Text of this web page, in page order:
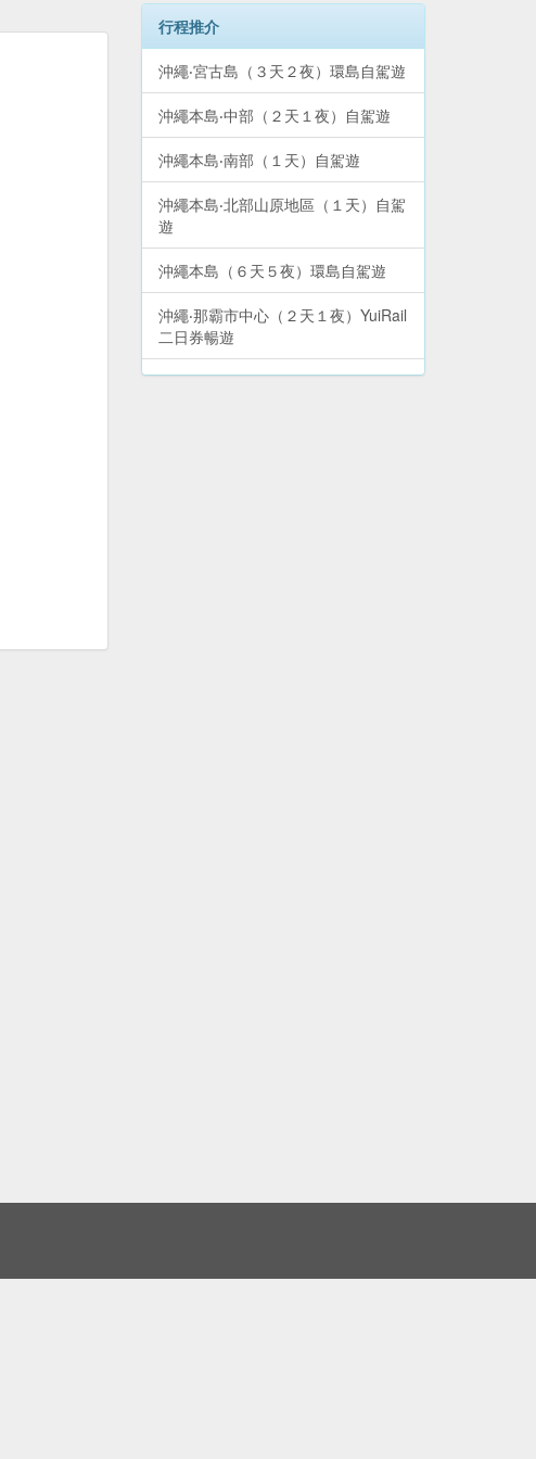
行程推介
沖繩‧宮古島（３天２夜）環島自駕遊
沖繩本島‧中部（２天１夜）自駕遊
沖繩本島‧南部（１天）自駕遊
沖繩本島‧北部山原地區（１天）自駕
遊
沖繩本島（６天５夜）環島自駕遊
沖繩‧那霸市中心（２天１夜）YuiRail
二日券暢遊
沖繩本島（６天５夜）精點巴士遊